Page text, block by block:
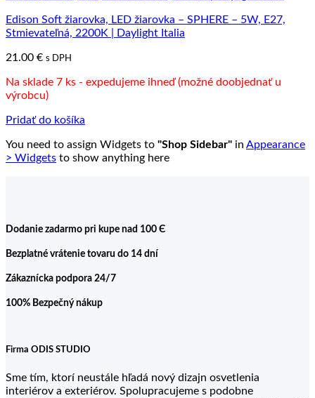
Edison Soft žiarovka, LED žiarovka – SPHERE – 5W, E27,
Stmievateľná, 2200K | Daylight Italia
21.00 € s DPH
Na sklade 7 ks - expedujeme ihneď (možné doobjednať u
výrobcu)
Pridať do košíka
You need to assign Widgets to "Shop Sidebar" in Appearance
> Widgets to show anything here
Dodanie zadarmo pri kupe nad 100 Є
Bezplatné vrátenie tovaru do 14 dní
Zákaznícka podpora 24/7
100% Bezpečný nákup
Firma ODIS STUDIO
Sme tím, ktorí neustále hľadá nový dizajn osvetlenia
interiérov a exteriérov. Spolupracujeme s podobne